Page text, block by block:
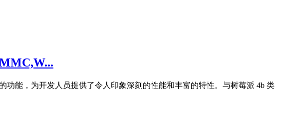
功能，为开发人员提供了令人印象深刻的性能和丰富的特性。与树莓派 4b 类